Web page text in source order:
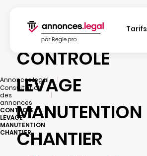
Tarifs
Annonces.legal
|
Consultation
des
annonces
|
CONTROLE
LEVAGE
MANUTENTION
CHANTIER
CONTROLE
LEVAGE
MANUTENTION
CHANTIER